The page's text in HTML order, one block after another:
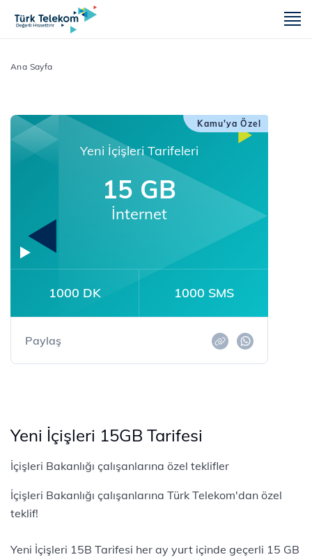
Ana Sayfa
Kamu'ya Özel
Yeni İçişleri Tarifeleri
15 GB
İnternet
1000 DK 1000 SMS
Paylaş
Yeni İçişleri 15GB Tarifesi
İçişleri Bakanlığı çalışanlarına özel teklifler
İçişleri Bakanlığı çalışanlarına Türk Telekom'dan özel
teklif!
Yeni İçişleri 15B Tarifesi her ay yurt içinde geçerli 15 GB